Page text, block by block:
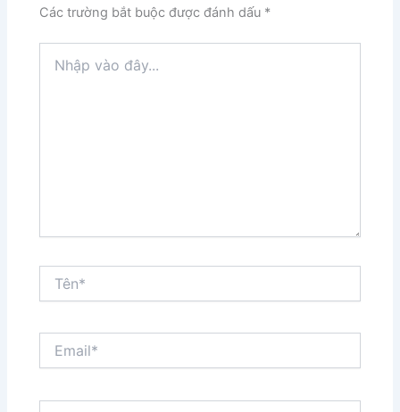
Các trường bắt buộc được đánh dấu *
vào